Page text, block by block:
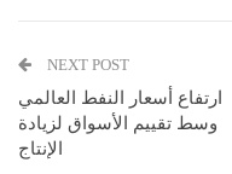
NEXT POST
ارتفاع أسعار النفط العالمي
وسط تقييم الأسواق لزيادة
الإنتاج